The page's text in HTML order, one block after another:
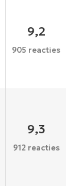
9,2
905 reacties
9,3
912 reacties